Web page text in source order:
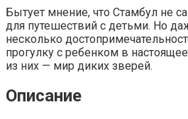
Бытует мнение, что Стамбул не
для путешествий с детьми. Но
несколько
прогулку с ребенком в
из них — мир диких зверей.
Описание